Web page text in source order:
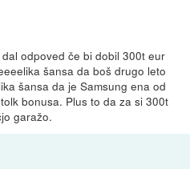
odpoved če bi dobil 300t eur
šansa da boš drugo leto
šansa da je Samsung ena od
bonusa. Plus to da za si 300t
garažo.